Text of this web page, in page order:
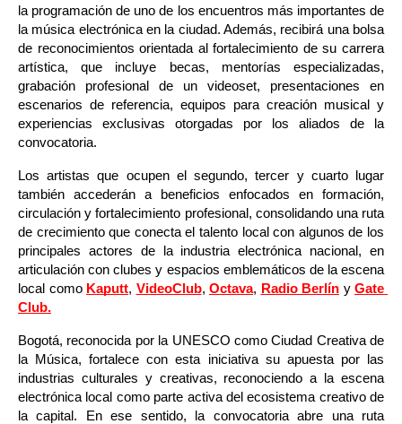
la programación de uno de los encuentros más importantes de
la música electrónica en la ciudad. Además, recibirá una bolsa
de reconocimientos orientada al fortalecimiento de su carrera
artística, que incluye becas, mentorías especializadas,
grabación profesional de un videoset, presentaciones en
escenarios de referencia, equipos para creación musical y
experiencias exclusivas otorgadas por los aliados de la
convocatoria.
Los artistas que ocupen el segundo, tercer y cuarto lugar
también accederán a beneficios enfocados en formación,
circulación y fortalecimiento profesional, consolidando una ruta
de crecimiento que conecta el talento local con algunos de los
principales actores de la industria electrónica nacional, en
articulación con clubes y espacios emblemáticos de la escena
local como Kaputt, VideoClub, Octava, Radio Berlín y Gate
Club.
Bogotá, reconocida por la UNESCO como Ciudad Creativa de
la Música, fortalece con esta iniciativa su apuesta por las
industrias culturales y creativas, reconociendo a la escena
electrónica local como parte activa del ecosistema creativo de
la capital. En ese sentido, la convocatoria abre una ruta